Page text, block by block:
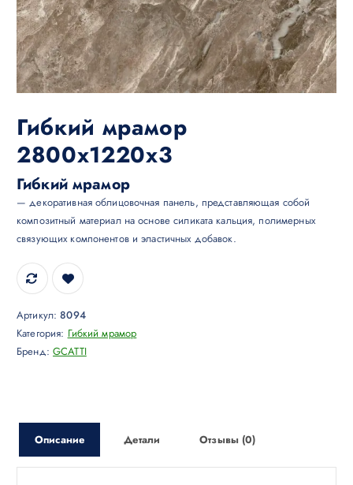
Гибкий мрамор
2800х1220х3
Гибкий мрамор
— декоративная облицовочная панель, представляющая собой
композитный материал на основе силиката кальция, полимерных
связующих компонентов и эластичных добавок.
Артикул:8094
Категория: Гибкий мрамор
Бренд:GCATTI
Описание Детали Отзывы (0)